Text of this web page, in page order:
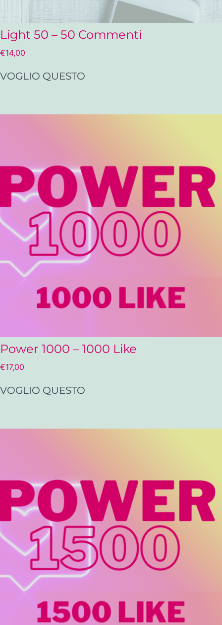
Light 50 – 50 Commenti
€14,00
VOGLIO QUESTO
Power 1000 – 1000 Like
€17,00
VOGLIO QUESTO